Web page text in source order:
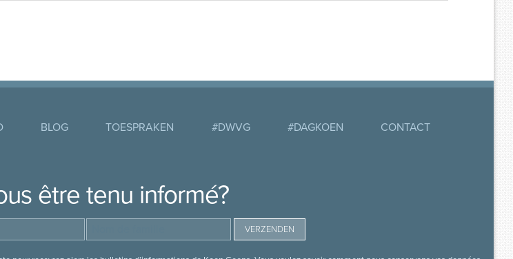
BLOG TOESPRAKEN #DWVG #DAGKOEN CONTACT
être tenu informé?